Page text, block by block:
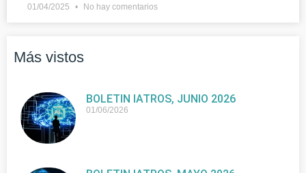
01/04/2025 No hay comentarios
Más vistos
BOLETIN IATROS, JUNIO 2026
01/06/2026